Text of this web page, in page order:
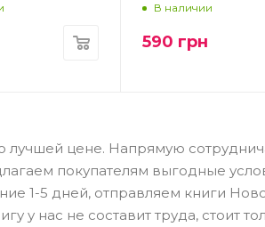
В наличии
590 грн
лучшей цене. Напрямую
покупателям выгодные
1-5 дней, отправляем книги
у нас не составит труда, стоит